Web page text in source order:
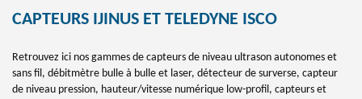
CAPTEURS IJINUS ET TELEDYNE ISCO
Retrouvez ici nos gammes de capteurs de niveau ultrason autonomes et
sans fil, débitmètre bulle à bulle et laser, détecteur de surverse, capteur
de niveau pression, hauteur/vitesse numérique low-profil, capteurs et